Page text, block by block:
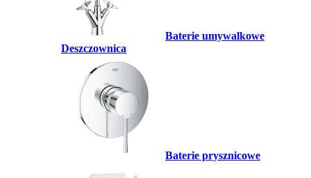
Baterie umywalkowe
Deszczownica
Baterie prysznicowe